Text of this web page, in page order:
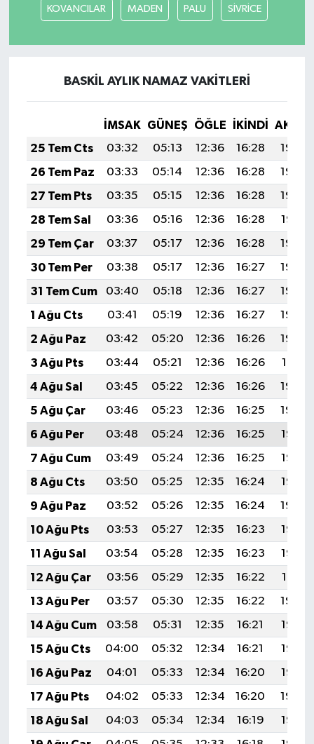
KOVANCILAR MADEN PALU SİVRİCE
BASKİL AYLIK NAMAZ VAKITLERI
İMSAK GÜNEŞ ÖĞLE İKINDI
25 Tem Cts
03:32 05:13 12:36 16:28
19:49
26 Tem Paz
03:33 05:14 12:36 16:28
19:49
27 Tem Pts
03:35 05:15 12:36 16:28
19:48
28 Tem Sal
03:36 05:16 12:36 16:28
19:47
29 Tem Çar
03:37 05:17 12:36 16:28
19:46
30 Tem Per
03:38 05:17 12:36 16:27
19:45
31 Tem Cum
03:40 05:18 12:36 16:27
19:44
1 Ağu Cts
03:41 05:19 12:36 16:27
19:43
2 Ağu Paz
03:42 05:20 12:36 16:26
19:42
3 Ağu Pts
03:44 05:21 12:36 16:26
19:41
4 Ağu Sal
03:45 05:22 12:36 16:26
19:40
5 Ağu Çar
03:46 05:23 12:36 16:25
19:39
6 Ağu Per
03:48 05:24 12:36 16:25
19:38
7 Ağu Cum
03:49 05:24 12:36 16:25
19:37
8 Ağu Cts
03:50 05:25 12:35 16:24
19:36
9 Ağu Paz
03:52 05:26 12:35 16:24
19:34
10 Ağu Pts
03:53 05:27 12:35 16:23
19:33
11 Ağu Sal
03:54 05:28 12:35 16:23
19:32
12 Ağu Çar
03:56 05:29 12:35 16:22
19:31
13 Ağu Per
03:57 05:30 12:35 16:22
19:30
14 Ağu Cum
03:58 05:31 12:35 16:21
19:28
15 Ağu Cts
04:00 05:32 12:34 16:21
19:27
16 Ağu Paz
04:01 05:33 12:34 16:20
19:26
17 Ağu Pts
04:02 05:33 12:34 16:20
19:24
18 Ağu Sal
04:03 05:34 12:34 16:19
19:23